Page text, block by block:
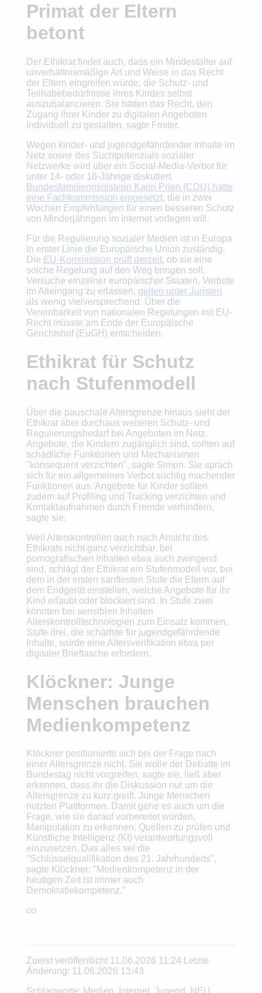
Primat der Eltern
betont
Der Ethikrat findet auch, dass ein Mindestalter auf
unverhältnismäßige Art und Weise in das Recht
der Eltern eingreifen würde, die Schutz- und
Teilhabebedürfnisse ihres Kindes selbst
auszubalancieren. Sie hätten das Recht, den
Zugang ihrer Kinder zu digitalen Angeboten
individuell zu gestalten, sagte Frister.
Wegen kinder- und jugendgefährdender Inhalte im
Netz sowie des Suchtpotenzials sozialer
Netzwerke wird über ein Social-Media-Verbot für
unter 14- oder 16-Jährige diskutiert.
Bundesfamilienministerin Karin Prien (CDU) hatte
eine Fachkommission eingesetzt, die in zwei
Wochen Empfehlungen für einen besseren Schutz
von Minderjährigen im Internet vorlegen will.
Für die Regulierung sozialer Medien ist in Europa
in erster Linie die Europäische Union zuständig.
Die EU-Kommission prüft derzeit, ob sie eine
solche Regelung auf den Weg bringen soll.
Versuche einzelner europäischer Staaten, Verbote
im Alleingang zu erlassen, gelten unter Juristen
als wenig vielversprechend. Über die
Vereinbarkeit von nationalen Regelungen mit EU-
Recht müsste am Ende der Europäische
Gerichtshof (EuGH) entscheiden.
Ethikrat für Schutz
nach Stufenmodell
Über die pauschale Altersgrenze hinaus sieht der
Ethikrat aber durchaus weiteren Schutz- und
Regulierungsbedarf bei Angeboten im Netz.
Angebote, die Kindern zugänglich sind, sollten auf
schädliche Funktionen und Mechanismen
"konsequent verzichten", sagte Simon. Sie sprach
sich für ein allgemeines Verbot süchtig machender
Funktionen aus. Angebote für Kinder sollten
zudem auf Profiling und Tracking verzichten und
Kontaktaufnahmen durch Fremde verhindern,
sagte sie.
Weil Alterskontrollen auch nach Ansicht des
Ethikrats nicht ganz verzichtbar, bei
pornografischen Inhalten etwa auch zwingend
sind, schlägt der Ethikrat ein Stufenmodell vor, bei
dem in der ersten sanftesten Stufe die Eltern auf
dem Endgerät einstellen, welche Angebote für ihr
Kind erlaubt oder blockiert sind. In Stufe zwei
könnten bei sensiblen Inhalten
Alterskontrolltechnologien zum Einsatz kommen.
Stufe drei, die schärfste für jugendgefährdende
Inhalte, würde eine Altersverifikation etwa per
digitaler Brieftasche erfordern.
Klöckner: Junge
Menschen brauchen
Medienkompetenz
Klöckner positionierte sich bei der Frage nach
einer Altersgrenze nicht. Sie wolle der Debatte im
Bundestag nicht vorgreifen, sagte sie, ließ aber
erkennen, dass ihr die Diskussion nur um die
Altersgrenze zu kurz greift. Junge Menschen
nutzten Plattformen. Damit gehe es auch um die
Frage, wie sie darauf vorbereitet würden,
Manipulation zu erkennen, Quellen zu prüfen und
Künstliche Intelligenz (KI) verantwortungsvoll
einzusetzen. Das alles sei die
"Schlüsselqualifikation des 21. Jahrhunderts",
sagte Klöckner: "Medienkompetenz in der
heutigen Zeit ist immer auch
Demokratiekompetenz."
co
Zuerst veröffentlicht 11.06.2026 11:24 Letzte
Änderung: 11.06.2026 13:43